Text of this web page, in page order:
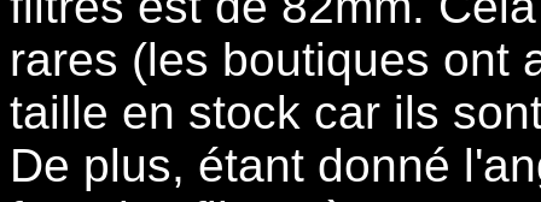
rares (les boutiques ont
taille en stock car ils
De plus, étant donné